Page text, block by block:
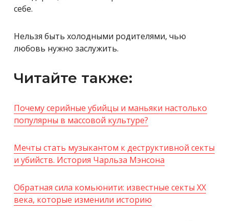
себе.
Нельзя быть холодными родителями, чью
любовь нужно заслужить.
Читайте также:
Почему серийные убийцы и маньяки настолько
популярны в массовой культуре?
Мечты стать музыкантом к деструктивной секты
и убийств. История Чарльза Мэнсона
Обратная сила комьюнити: известные секты XX
века, которые изменили историю